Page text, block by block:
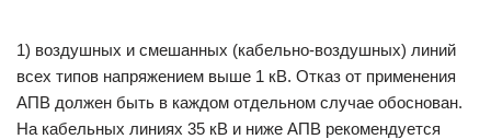
1) воздушных и смешанных (кабельно-воздушных) линий
всех типов напряжением выше 1 кВ. Отказ от применения
АПВ должен быть в каждом отдельном случае обоснован.
На кабельных линиях 35 кВ и ниже АПВ рекомендуется